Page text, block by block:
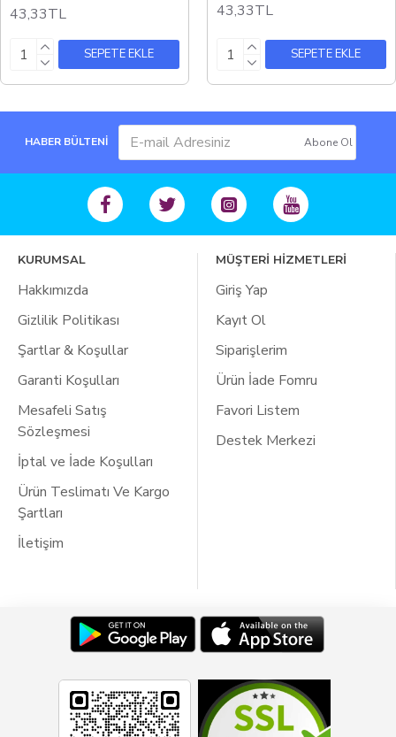
43,33TL
SEPETE EKLE
43,33TL
SEPETE EKLE
HABER BÜLTENİ Abone Ol
KURUMSAL
Hakkımızda
Gizlilik Politikası
Şartlar & Koşullar
Garanti Koşulları
Mesafeli Satış
Sözleşmesi
İptal ve İade Koşulları
Ürün Teslimatı Ve Kargo
Şartları
İletişim
MÜŞTERİ HİZMETLERİ
Giriş Yap
Kayıt Ol
Siparişlerim
Ürün İade Fomru
Favori Listem
Destek Merkezi